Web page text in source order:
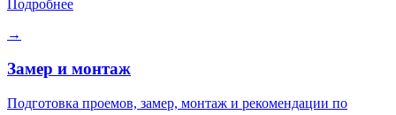
Подробнее
→
Замер и монтаж
Подготовка проемов, замер, монтаж и рекомендации по